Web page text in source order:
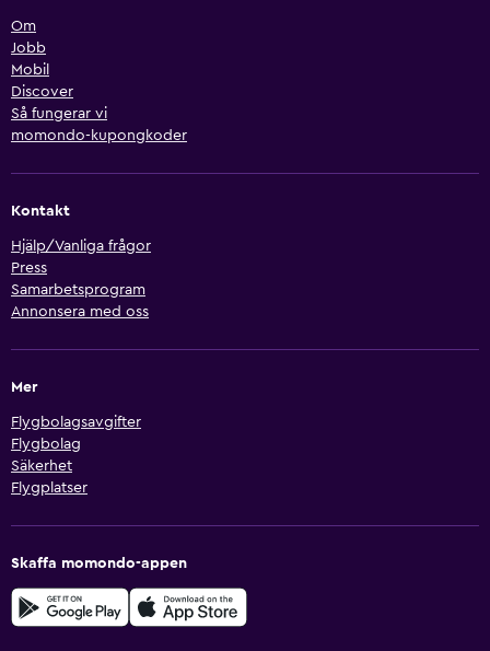
Om
Jobb
Mobil
Discover
Så fungerar vi
momondo-kupongkoder
Kontakt
Hjälp/Vanliga frågor
Press
Samarbetsprogram
Annonsera med oss
Mer
Flygbolagsavgifter
Flygbolag
Säkerhet
Flygplatser
Skaffa momondo-appen